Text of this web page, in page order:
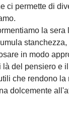
ci permette di
la
in modo
del pensiero e
che rendono
dolcemente